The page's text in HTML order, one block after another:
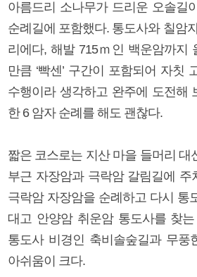
아름드리 소나무가 드리운 오솔길
순례길에 포함했다. 통도사와 칠암
리에다, 해발 715ｍ인 백운암까지
만큼 ‘빡센’ 구간이 포함되어 자칫
수행이라 생각하고 완주에 도전해
한 6 암자 순례를 해도 괜찮다.
짧은 코스로는 지산 마을 들머리 대
부근 자장암과 극락암 갈림길에 주
극락암 자장암을 순례하고 다시 통
대고 안양암 취운암 통도사를 찾
통도사 비경인 축비솔숲길과 무풍
아쉬움이 크다.